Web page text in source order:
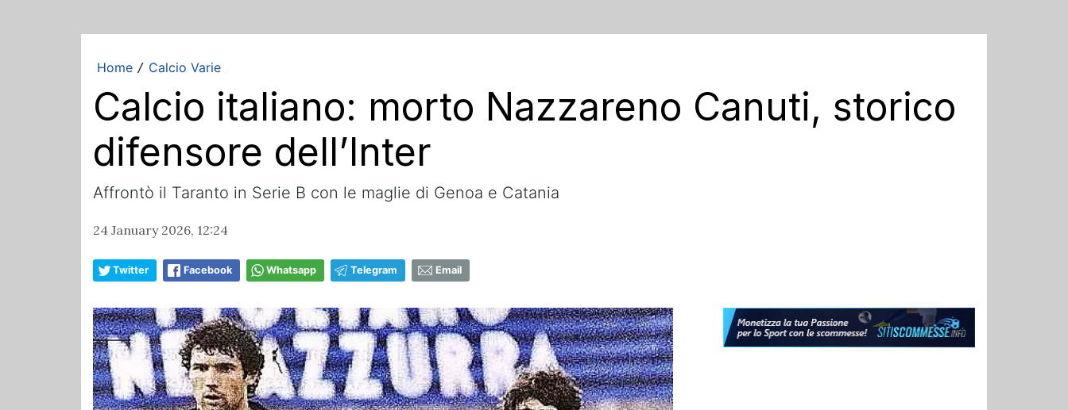
Home / Calcio Varie
Calcio italiano: morto Nazzareno Canuti, storico
difensore dell’Inter
Affrontò il Taranto in Serie B con le maglie di Genoa e Catania
24 January 2026, 12:24
Twitter Facebook Whatsapp Telegram Email